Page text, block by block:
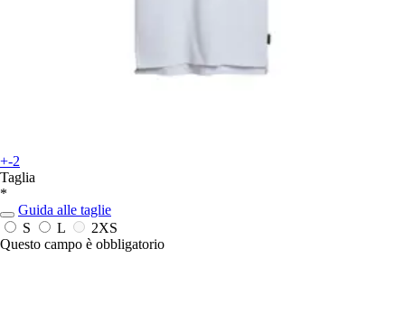
+-2
Taglia
*
Guida alle taglie
S
L
2XS
Questo campo è obbligatorio